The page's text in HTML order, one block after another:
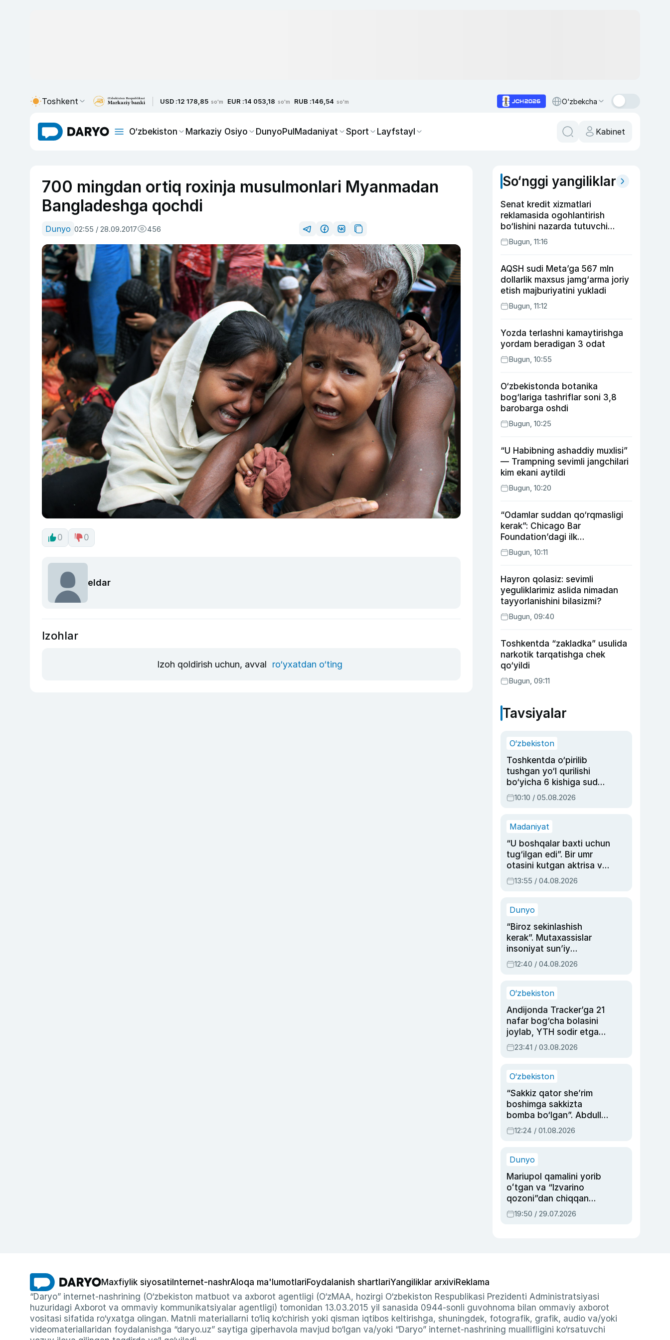
Toshkent USD :12 178,85 so'm EUR :14 053,18 so'm RUB :146,54 so'm O‘zbekcha
O‘zbekiston Markaziy Osiyo DunyoPulMadaniyat Sport Layfstayl Kabinet
700 mingdan ortiq roxinja musulmonlari Myanmadan
Bangladeshga qochdi
Dunyo 02:55 / 28.09.2017 456
0 0
eldar
Izohlar
Izoh qoldirish uchun, avval ro‘yxatdan o‘ting
So‘nggi yangiliklar
Senat kredit xizmatlari
reklamasida ogohlantirish
bo‘lishini nazarda tutuvchi
qonunni ma’qulladi
Bugun, 11:16
AQSH sudi Meta’ga 567 mln
dollarlik maxsus jamg‘arma joriy
etish majburiyatini yukladi
Bugun, 11:12
Yozda terlashni kamaytirishga
yordam beradigan 3 odat
Bugun, 10:55
O‘zbekistonda botanika
bog‘lariga tashriflar soni 3,8
barobarga oshdi
Bugun, 10:25
“U Habibning ashaddiy muxlisi”
— Trampning sevimli jangchilari
kim ekani aytildi
Bugun, 10:20
“Odamlar suddan qo‘rqmasligi
kerak”: Chicago Bar
Foundation’dagi ilk
o‘zbekistonlik Go‘zal
Abduaxatova
Bugun, 10:11
Hayron qolasiz: sevimli
yeguliklarimiz aslida nimadan
tayyorlanishini bilasizmi?
Bugun, 09:40
Toshkentda “zakladka” usulida
narkotik tarqatishga chek
qo‘yildi
Bugun, 09:11
Tavsiyalar
O‘zbekiston
Toshkentda o‘pirilib
tushgan yo‘l qurilishi
bo‘yicha 6 kishiga sud
hukmi o‘qildi
10:10 / 05.08.2026
Madaniyat
“U boshqalar baxti uchun
tug‘ilgan edi”. Bir umr
otasini kutgan aktrisa va
dublyaj ustasi Rimma
Ahmedovaning
13:55 / 04.08.2026
Dunyo
“Biroz sekinlashish
kerak”. Mutaxassislar
insoniyat sun’iy
intellektni boshqara
olmay qolishidan xavotir
12:40 / 04.08.2026
O‘zbekiston
Andijonda Tracker’ga 21
nafar bog‘cha bolasini
joylab, YTH sodir etgan
ayolga sud hukmi o‘qildi
23:41 / 03.08.2026
O‘zbekiston
“Sakkiz qator she’rim
boshimga sakkizta
bomba bo‘lgan”. Abdulla
Oripovni siyosiy
ayblovlardan asrab
12:24 / 01.08.2026
Dunyo
Mariupol qamalini yorib
oʻtgan va “Izvarino
qozoni”dan chiqqan
qahramon — Ukraina
armiyasi bosh
19:50 / 29.07.2026
Maxfiylik siyosati Internet-nashrAloqa ma'lumotlariFoydalanish shartlariYangiliklar arxiviReklama
“Daryo” internet-nashrining (O‘zbekiston matbuot va axborot agentligi (O‘zMAA, hozirgi O‘zbekiston Respublikasi Prezidenti Administratsiyasi
huzuridagi Axborot va ommaviy kommunikatsiyalar agentligi) tomonidan 13.03.2015 yil sanasida 0944-sonli guvohnoma bilan ommaviy axborot
vositasi sifatida ro‘yxatga olingan. Matnli materiallarni to‘liq ko‘chirish yoki qisman iqtibos keltirishga, shuningdek, fotografik, grafik, audio va/yoki
videomateriallaridan foydalanishga “daryo.uz” saytiga giperhavola mavjud bo‘lgan va/yoki “Daryo” internet-nashrining muallifligini ko‘rsatuvchi